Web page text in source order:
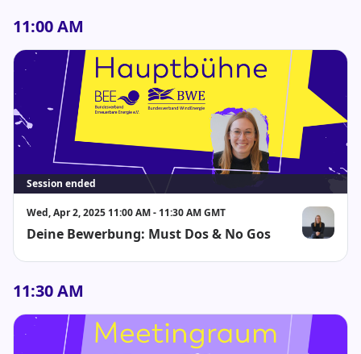
11:00 AM
Session ended
Wed, Apr 2, 2025 11:00 AM - 11:30 AM GMT
Deine Bewerbung: Must Dos & No Gos Julia
11:30 AM